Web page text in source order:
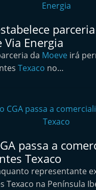
e
n
t
o
A
f
Via Energia
da Moeve irá
Texaco no…
passa a
Texaco
representante
Texaco na Península